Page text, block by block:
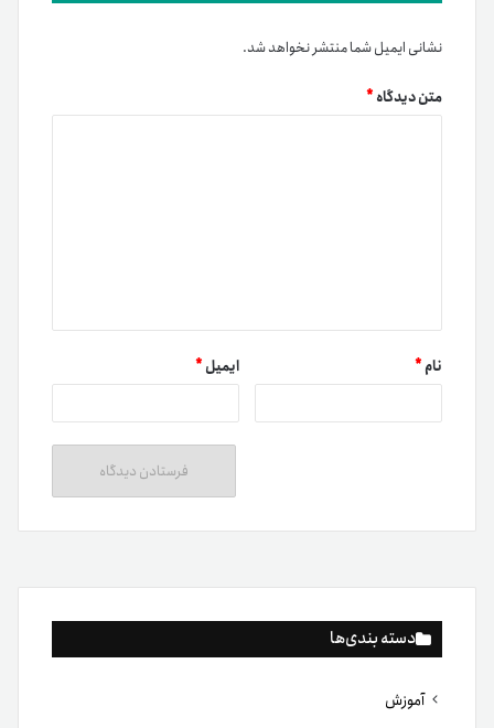
دسته بندی‌ها
آموزش
نشانی ایمیل شما منتشر نخواهد شد.
متن دیدگاه*
نام* ایمیل*